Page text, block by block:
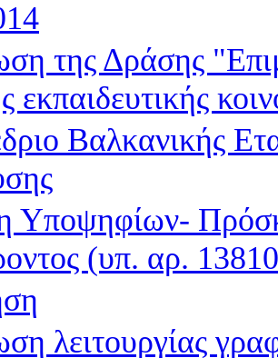
της Δράσης
εκπαιδευτικής
Βαλκανικής
Υποψηφίων-
(υπ. αρ.
λειτουργίας